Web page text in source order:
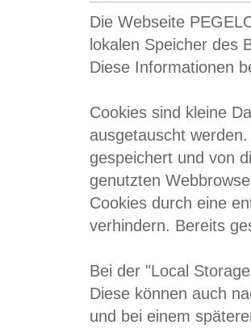
Die Webseite
lokalen Speicher des
Diese Informationen
Cookies sind kleine
ausgetauscht
gespeichert und von
genutzten
Cookies durch eine
verhindern. Bereits
Bei der "Local
Diese können auch
und bei einem